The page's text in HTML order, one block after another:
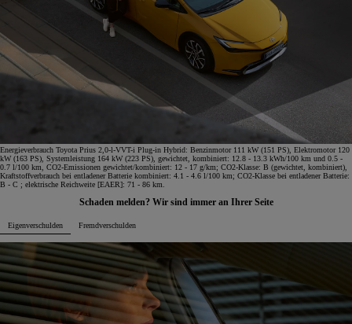
Energieverbrauch Toyota Prius 2,0-l-VVT-i Plug-in Hybrid: Benzinmotor 111 kW (151 PS), Elektromotor 120
kW (163 PS), Systemleistung 164 kW (223 PS), gewichtet, kombiniert: 12.8 - 13.3 kWh/100 km und 0.5 -
0.7 l/100 km, CO2-Emissionen gewichtet/kombiniert: 12 - 17 g/km; CO2-Klasse: B (gewichtet, kombiniert),
Kraftstoffverbrauch bei entladener Batterie kombiniert: 4.1 - 4.6 l/100 km; CO2-Klasse bei entladener Batterie:
B - C ; elektrische Reichweite [EAER]: 71 - 86 km.
Schaden melden? Wir sind immer an Ihrer Seite
Eigenverschulden Fremdverschulden